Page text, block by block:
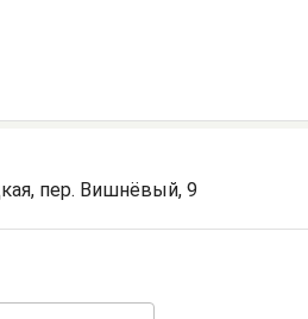
пер. Вишнёвый, 9